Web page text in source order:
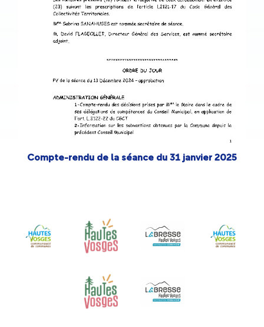
Compte-rendu de la séance du 31 janvier 2025